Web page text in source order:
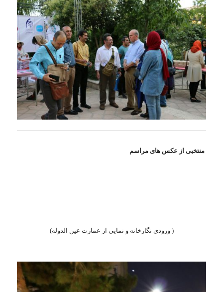
منتخبی از عکس های مراسم
( ورودی نگارخانه و نمایی از عمارت عین الدوله)